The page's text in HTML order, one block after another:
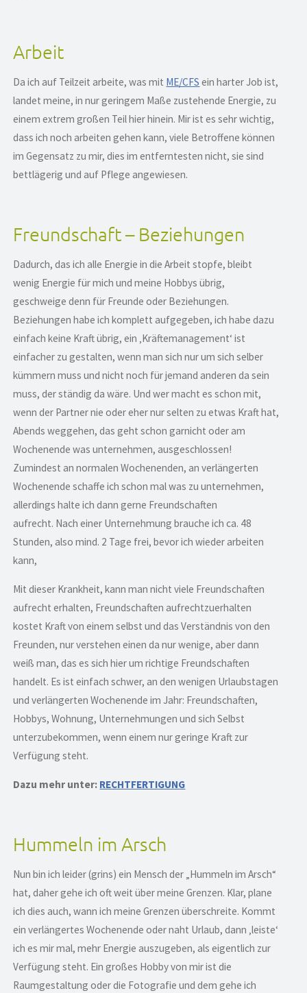
Arbeit
Da ich auf Teilzeit arbeite, was mit ME/CFS ein harter Job ist,
landet meine, in nur geringem Maße zustehende Energie, zu
einem extrem großen Teil hier hinein. Mir ist es sehr wichtig,
dass ich noch arbeiten gehen kann, viele Betroffene können
im Gegensatz zu mir, dies im entferntesten nicht, sie sind
bettlägerig und auf Pflege angewiesen.
Freundschaft – Beziehungen
Dadurch, das ich alle Energie in die Arbeit stopfe, bleibt
wenig Energie für mich und meine Hobbys übrig,
geschweige denn für Freunde oder Beziehungen.
Beziehungen habe ich komplett aufgegeben, ich habe dazu
einfach keine Kraft übrig, ein ‚Kräftemanagement‘ ist
einfacher zu gestalten, wenn man sich nur um sich selber
kümmern muss und nicht noch für jemand anderen da sein
muss, der ständig da wäre. Und wer macht es schon mit,
wenn der Partner nie oder eher nur selten zu etwas Kraft hat,
Abends weggehen, das geht schon garnicht oder am
Wochenende was unternehmen, ausgeschlossen!
Zumindest an normalen Wochenenden, an verlängerten
Wochenende schaffe ich schon mal was zu unternehmen,
allerdings halte ich dann gerne Freundschaften
aufrecht. Nach einer Unternehmung brauche ich ca. 48
Stunden, also mind. 2 Tage frei, bevor ich wieder arbeiten
kann,
Mit dieser Krankheit, kann man nicht viele Freundschaften
aufrecht erhalten, Freundschaften aufrechtzuerhalten
kostet Kraft von einem selbst und das Verständnis von den
Freunden, nur verstehen einen da nur wenige, aber dann
weiß man, das es sich hier um richtige Freundschaften
handelt. Es ist einfach schwer, an den wenigen Urlaubstagen
und verlängerten Wochenende im Jahr: Freundschaften,
Hobbys, Wohnung, Unternehmungen und sich Selbst
unterzubekommen, wenn einem nur geringe Kraft zur
Verfügung steht.
Dazu mehr unter: RECHTFERTIGUNG
Hummeln im Arsch
Nun bin ich leider (grins) ein Mensch der „Hummeln im Arsch“
hat, daher gehe ich oft weit über meine Grenzen. Klar, plane
ich dies auch, wann ich meine Grenzen überschreite. Kommt
ein verlängertes Wochenende oder naht Urlaub, dann ‚leiste‘
ich es mir mal, mehr Energie auszugeben, als eigentlich zur
Verfügung steht. Ein großes Hobby von mir ist die
Raumgestaltung oder die Fotografie und dem gehe ich